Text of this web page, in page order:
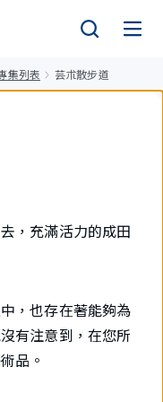
集列表 芸朮散步道
，充滿活力的成田
，也存在著能夠為
有注意到，在您所
品。